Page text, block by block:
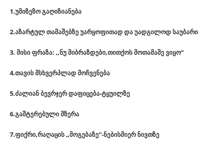
1.უმიზეზო გაღიზიანება
2.აზარტულ თამაშებზე უარყოფითად და უადგილოდ საუბარი
3. მისი ფრაზა: ,,ნუ მიბრაზდები,თითქოს მოთამაშე ვიყო“
4.თავის მსხვერპლად მოჩვენება
5.ძალიან ბევრჯერ დაფიცება-ტყუილზე
6.გაშტერებული მზერა
7.ფიქრი,რაღაცის „მოგებაზე“-ნებისმიერ ნივთზე